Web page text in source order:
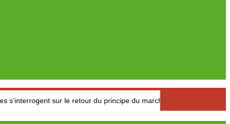
le retour du principe du marché de l’offre et de la demande